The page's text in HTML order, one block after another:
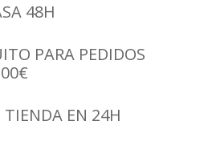
48H
PARA PEDIDOS
TIENDA EN 24H